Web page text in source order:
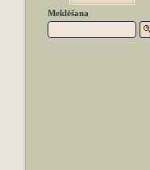
Meklēšana